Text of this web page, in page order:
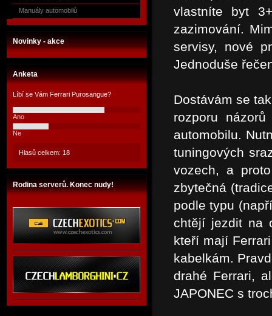
Manuály automobilů
Novinky - akce
Anketa
Líbí se Vám Ferrari Purosangue?
Ano
Ne
Hlasů celkem: 18
Rodina serverů. Konec nudy!
vlastníte byt
zazimování.
servisy, nové
Jednoduše
Dostávám se
rozporu
automobilu.
tuningových
vozech, a
zbytečná
podle typu
chtějí jezdit na
kteří mají
kabelkám.
drahé Ferrari,
JAPONEC s